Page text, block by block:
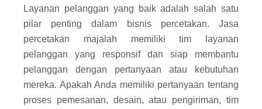
Layanan pelanggan yang baik adalah salah satu
pilar penting dalam bisnis percetakan. Jasa
percetakan majalah memiliki tim layanan
pelanggan yang responsif dan siap membantu
pelanggan dengan pertanyaan atau kebutuhan
mereka. Apakah Anda memiliki pertanyaan tentang
proses pemesanan, desain, atau pengiriman, tim